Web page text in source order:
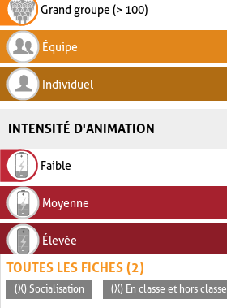
Grand groupe (> 100)
Équipe
Individuel
INTENSITÉ D'ANIMATION
Faible
Moyenne
Élevée
TOUTES LES FICHES (2)
(X) Socialisation (X) En classe et hors classe